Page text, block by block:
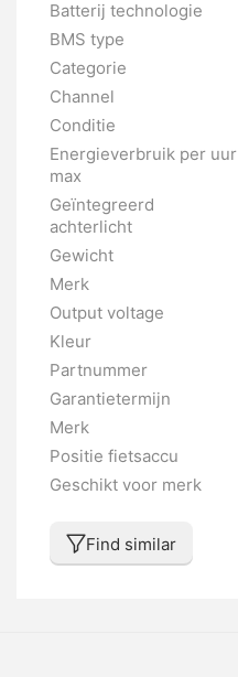
Batterij technologie
BMS type
Categorie
Channel
Conditie
Energieverbruik per uur
max
Geïntegreerd
achterlicht
Gewicht
Merk
Output voltage
Kleur
Partnummer
Garantietermijn
Merk
Positie fietsaccu
Geschikt voor merk
Find similar